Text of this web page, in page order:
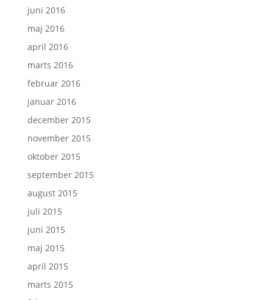
juni 2016
maj 2016
april 2016
marts 2016
februar 2016
januar 2016
december 2015
november 2015
oktober 2015
september 2015
august 2015
juli 2015
juni 2015
maj 2015
april 2015
marts 2015